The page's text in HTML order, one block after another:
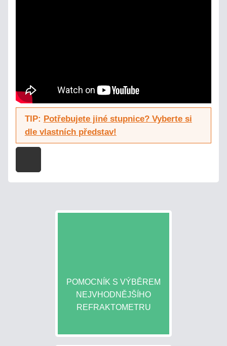
TIP: Potřebujete jiné stupnice? Vyberte si
dle vlastních představ!
POMOCNÍK S VÝBĚREM
NEJVHODNĚJŠÍHO
REFRAKTOMETRU